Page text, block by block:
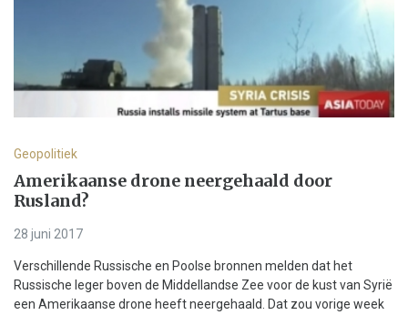
Geopolitiek
Amerikaanse drone neergehaald door
Rusland?
28 juni 2017
Verschillende Russische en Poolse bronnen melden dat het
Russische leger boven de Middellandse Zee voor de kust van Syrië
een Amerikaanse drone heeft neergehaald. Dat zou vorige week